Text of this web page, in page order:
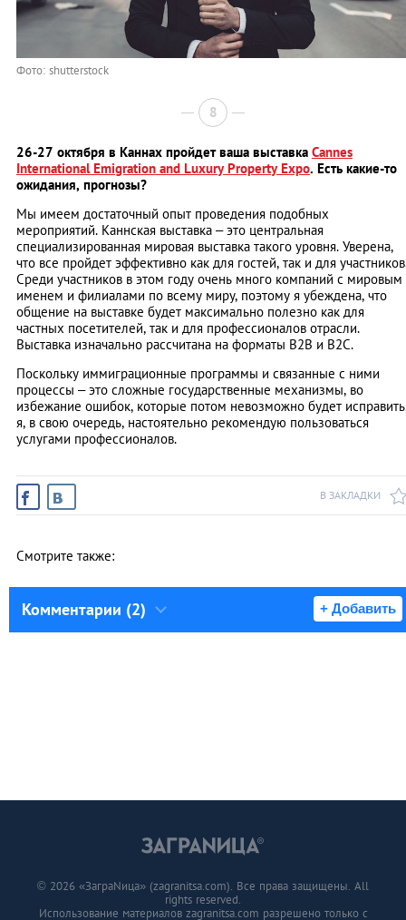
Фото: shutterstock
8
26-27 октября в Каннах пройдет ваша выставка Cannes
International Emigration and Luxury Property Expo. Есть какие-то
ожидания, прогнозы?
Мы имеем достаточный опыт проведения подобных
мероприятий. Каннская выставка – это центральная
специализированная мировая выставка такого уровня. Уверена,
что все пройдет эффективно как для гостей, так и для
Среди участников в этом году очень много компаний с мировым
именем и филиалами по всему миру, поэтому я убеждена, что
общение на выставке будет максимально полезно как для
частных посетителей, так и для профессионалов отрасли.
Выставка изначально рассчитана на форматы B2B и B2С.
Поскольку иммиграционные программы и связанные с ними
процессы – это сложные государственные механизмы, во
избежание ошибок, которые потом невозможно будет
я, в свою очередь, настоятельно рекомендую пользоваться
услугами профессионалов.
В ЗАКЛАДКИ
Смотрите также:
Комментарии (2) + Добавить
© 2026 «ЗаграNица» (zagranitsa.com). Все права защищены. All
rights reserved.
Использование материалов zagranitsa.com разрешено только с